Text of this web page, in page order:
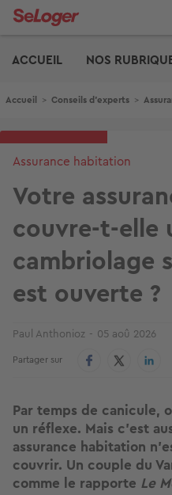
Aller
ACCUEIL
NOS
Fil d'Ariane
Accueil > Conseils d'experts >
Assurance habitation
Votre
couvre-t-elle
cambriolage
est ouverte ?
Paul Anthonioz 05 aoû 2026
Partager sur
Par temps de canicule,
un réflexe. Mais c'est
assurance habitation
couvrir. Un couple du
comme le rapporte Le